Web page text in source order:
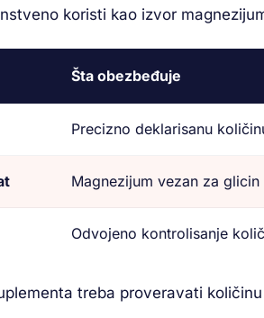
koristi kao izvor
Šta obezbeđuje
Precizno deklarisanu
Magnezijum vezan za glicin
Odvojeno kontrolisanje
treba proveravati